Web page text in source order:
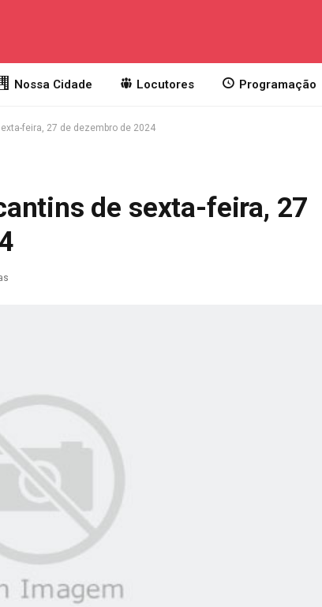
Nossa Cidade Locutores Programação
feira, 27 de dezembro de 2024
de sexta-feira, 27